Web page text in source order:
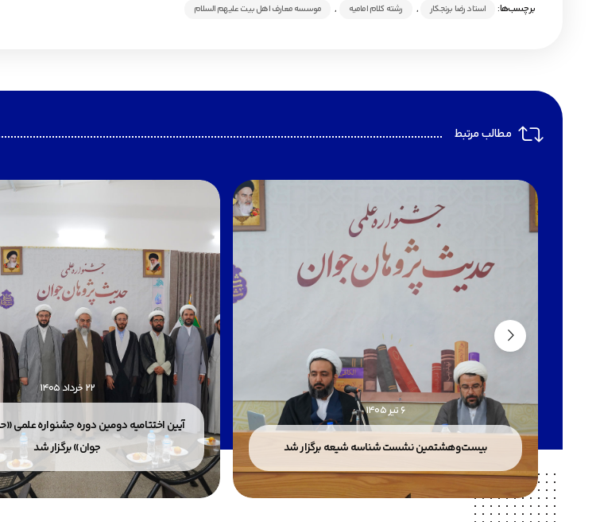
برچسب‌ها: استاد رضا برنجکار , رشته کلام امامیه , موسسه معارف اهل بیت علیهم السلام
مطالب مرتبط
6 تیر 1405
بیست‌وهشتمین نشست شناسه شیعه برگزار شد
22 خرداد 1405
آیین اختتامیه دومین دوره جشنواره علمی
جوان» برگزار شد